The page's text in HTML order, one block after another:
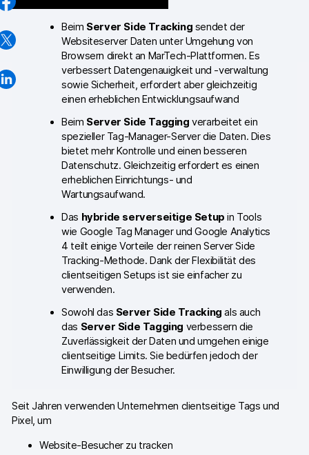
Blog
Content Katalog
Fallstudien
Vergleiche
Webinare
Playbook zur Datenaktivierung
Shopify App Playbook
Help Center
Piwik PRO Academy
Community Forum
Entwickler & API
Kontakt
Medien
Beim Server Side Tracking sendet der
Websiteserver Daten unter Umgehung von
Browsern direkt an MarTech-Plattformen. Es
verbessert Datengenauigkeit und -verwaltung
sowie Sicherheit, erfordert aber gleichzeitig
einen erheblichen Entwicklungsaufwand
Beim Server Side Tagging verarbeitet ein
spezieller Tag-Manager-Server die Daten. Dies
bietet mehr Kontrolle und einen besseren
Datenschutz. Gleichzeitig erfordert es einen
erheblichen Einrichtungs- und
Wartungsaufwand.
Das hybride serverseitige Setup in Tools
wie Google Tag Manager und Google Analytics
4 teilt einige Vorteile der reinen Server Side
Tracking-Methode. Dank der Flexibilität des
clientseitigen Setups ist sie einfacher zu
verwenden.
Sowohl das Server Side Trackingals auch
das Server Side Tagging verbessern die
Zuverlässigkeit der Daten und umgehen einige
clientseitige Limits. Sie bedürfen jedoch der
Einwilligung der Besucher.
Seit Jahren verwenden Unternehmen clientseitige Tags und
Pixel, um
Website-Besucher zu tracken